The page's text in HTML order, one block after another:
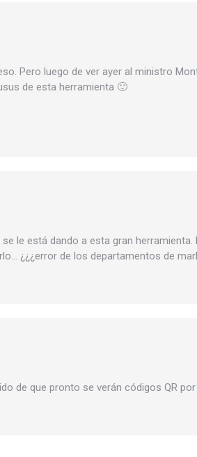
Pero luego de ver ayer al ministro
de esta herramienta 🙂
le está dando a esta gran
¿¿¿error de los departamentos de
de que pronto se verán códigos QR